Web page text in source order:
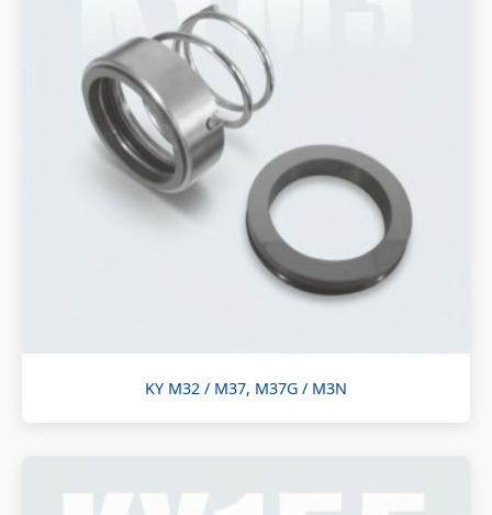
KY M32 / M37, M37G / M3N